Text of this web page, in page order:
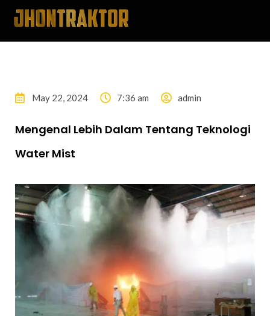
May 22, 2024 7:36 am admin
Mengenal Lebih Dalam Tentang Teknologi
Water Mist